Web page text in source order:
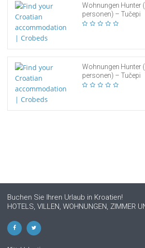
Wohnungen Hunter
personen) – Tučepi
Wohnungen Hunter
personen) – Tučepi
Buchen Sie Ihren Urlaub in Kroatien!
HOTELS, VILLEN, WOHNUNGEN, ZIMMER